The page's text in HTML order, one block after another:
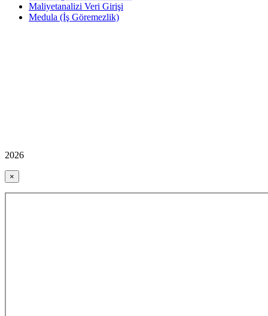
Maliyetanalizi Veri Girişi
Medula (İş Göremezlik)
2026
×